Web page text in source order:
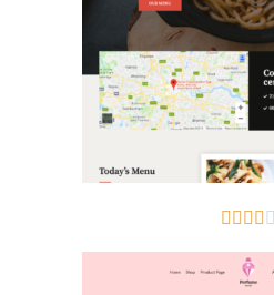
    